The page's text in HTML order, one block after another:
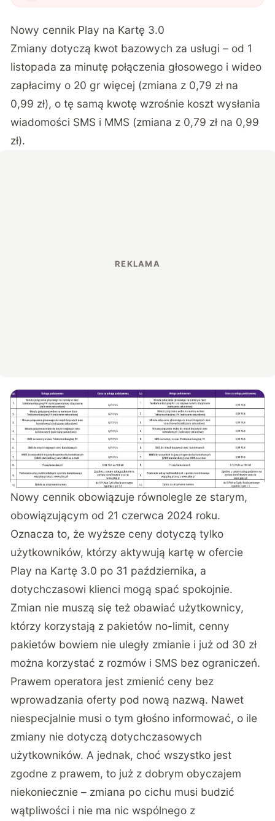
Nowy cennik Play na Kartę 3.0
Zmiany dotyczą kwot bazowych za usługi – od 1
listopada za minutę połączenia głosowego i wideo
zapłacimy o 20 gr więcej (zmiana z 0,79 zł na
0,99 zł), o tę samą kwotę wzrośnie koszt wysłania
wiadomości SMS i MMS (zmiana z 0,79 zł na 0,99
zł).
Nowy cennik obowiązuje równolegle ze starym,
obowiązującym od 21 czerwca 2024 roku.
Oznacza to, że wyższe ceny dotyczą tylko
użytkowników, którzy aktywują kartę w ofercie
Play na Kartę 3.0 po 31 października, a
dotychczasowi klienci mogą spać spokojnie.
Zmian nie muszą się też obawiać użytkownicy,
którzy korzystają z pakietów no-limit, cenny
pakietów bowiem nie uległy zmianie i już od 30 zł
można korzystać z rozmów i SMS bez ograniczeń.
Prawem operatora jest zmienić ceny bez
wprowadzania oferty pod nową nazwą. Nawet
niespecjalnie musi o tym głośno informować, o ile
zmiany nie dotyczą dotychczasowych
użytkowników. A jednak, choć wszystko jest
zgodne z prawem, to już z dobrym obyczajem
niekoniecznie – zmiana po cichu musi budzić
wątpliwości i nie ma nic wspólnego z